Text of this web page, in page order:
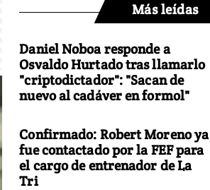
Más leídas
Daniel Noboa responde a
Osvaldo Hurtado tras llamarlo
"criptodictador": "Sacan de
nuevo al cadáver en formol"
Confirmado: Robert Moreno ya
fue contactado por la FEF para
el cargo de entrenador de La
Tri